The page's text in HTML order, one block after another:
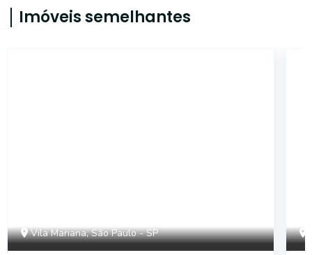
Imóveis semelhantes
Vila Mariana, São Paulo - SP